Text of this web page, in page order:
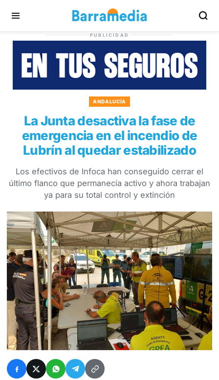
PUBLICIDAD
ANDALUCÍA
La Junta desactiva la fase de
emergencia en el incendio de
Lubrín al quedar estabilizado
Los efectivos de Infoca han conseguido cerrar el
último flanco que permanecía activo y ahora trabajan
ya para su total control y extinción